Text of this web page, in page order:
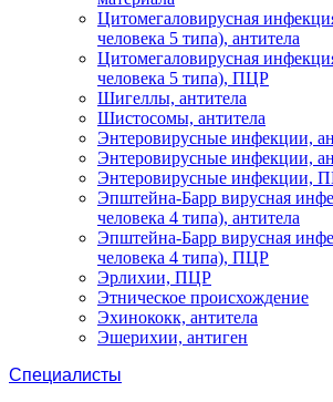
Цитомегаловирусная
человека 5 типа), антитела
Цитомегаловирусная
человека 5 типа), ПЦР
Шигеллы, антитела
Шистосомы, антитела
Энтеровирусные инфекции,
Энтеровирусные инфекции,
Энтеровирусные инфекции,
Эпштейна-Барр вирусная
человека 4 типа), антитела
Эпштейна-Барр вирусная
человека 4 типа), ПЦР
Эрлихии, ПЦР
Этническое происхождение
Эхинококк, антитела
Эшерихии, антиген
Специалисты